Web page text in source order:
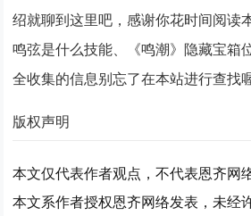
绍就聊到这里吧，感谢你花时间阅读
鸣弦是什么技能、《鸣潮》隐藏宝箱
全收集的信息别忘了在本站进行查找喔
版权声明
本文仅代表作者观点，不代表恩齐网
本文系作者授权恩齐网络发表，未经